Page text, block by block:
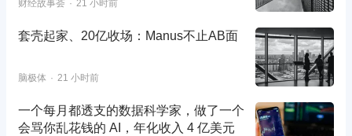
财经故事荟 21 小时前
套壳起家、20亿收场：Manus不止AB面
脑极体 21 小时前
一个每月都透支的数据科学家，做了一个
会骂你乱花钱的 AI，年化收入 4 亿美元